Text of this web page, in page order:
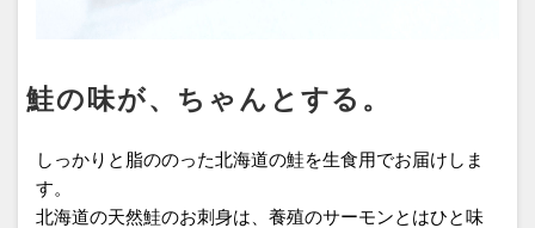
鮭の味が、ちゃんとする。
しっかりと脂ののった北海道の鮭を生食用でお届けしま
す。
北海道の天然鮭のお刺身は、養殖のサーモンとはひと味